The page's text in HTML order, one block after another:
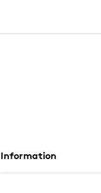
Information